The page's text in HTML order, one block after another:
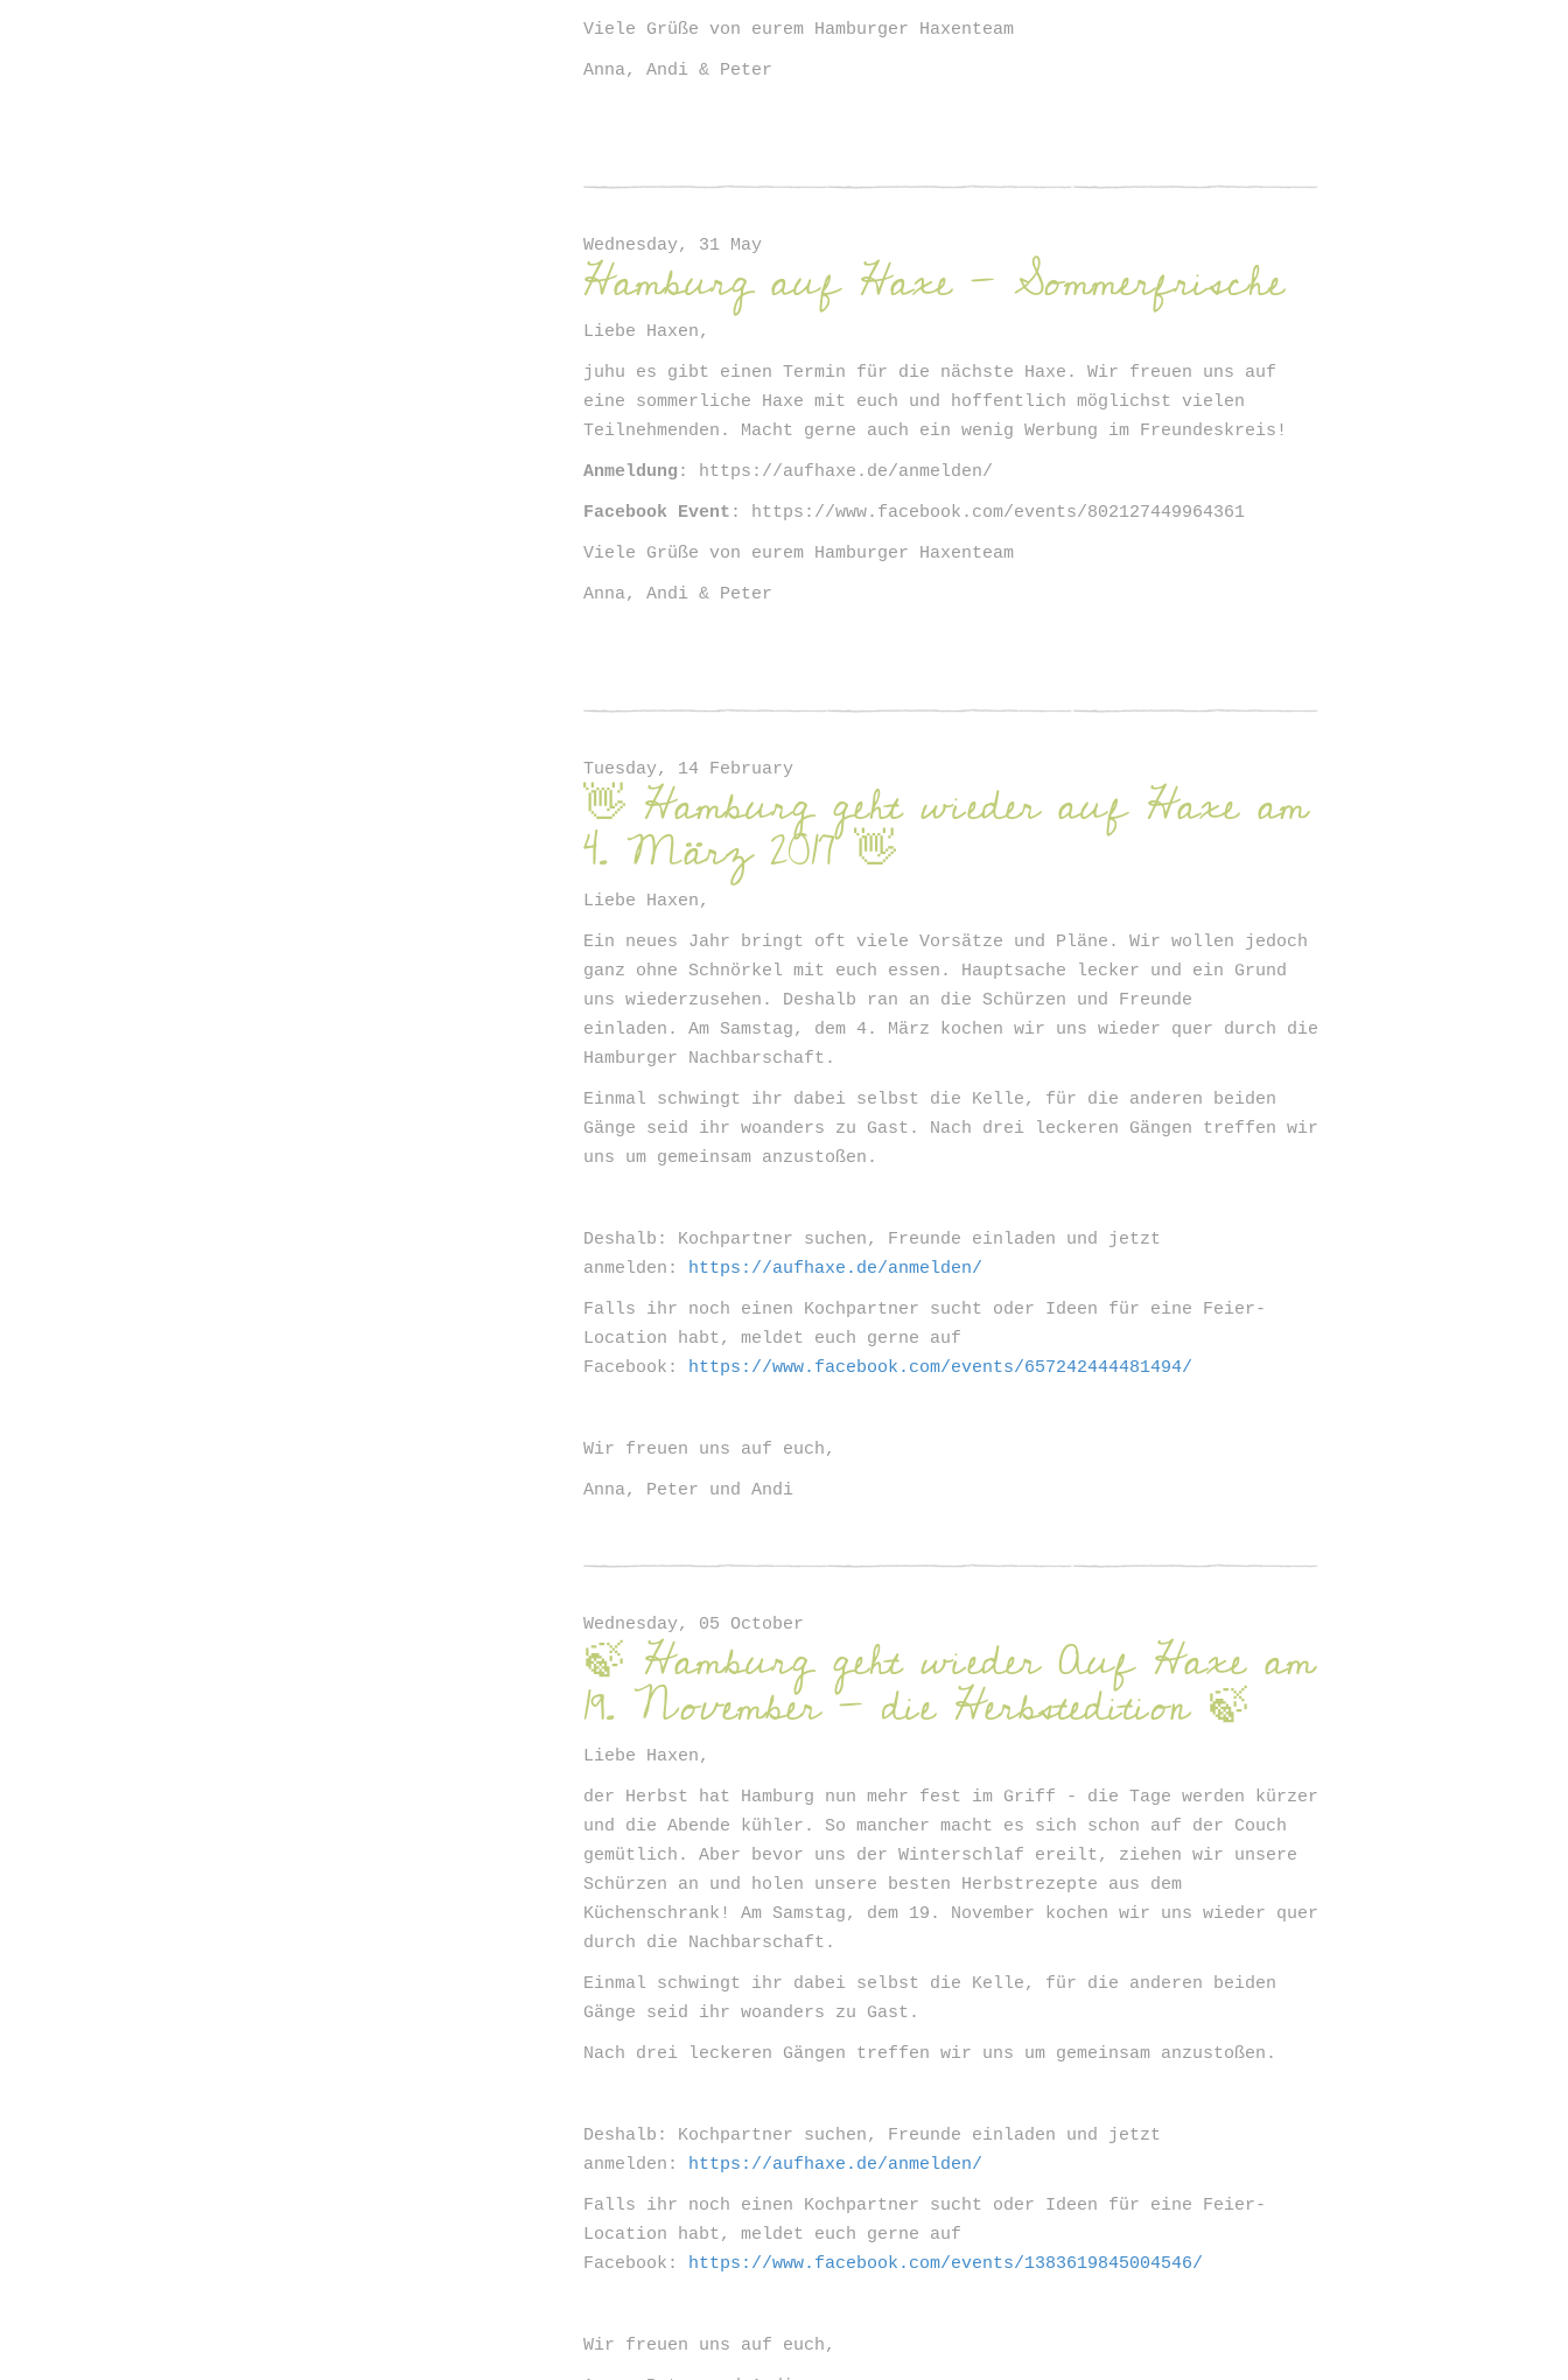
Viele Grüße von eurem Hamburger Haxenteam
Anna, Andi & Peter
Wednesday, 31 May
Hamburg auf Haxe - Sommerfrische
Liebe Haxen,
juhu es gibt einen Termin für die nächste Haxe. Wir freuen uns auf
eine sommerliche Haxe mit euch und hoffentlich möglichst vielen
Teilnehmenden. Macht gerne auch ein wenig Werbung im Freundeskreis!
Anmeldung : https://aufhaxe.de/anmelden/
Facebook Event : https://www.facebook.com/events/802127449964361
Viele Grüße von eurem Hamburger Haxenteam
Anna, Andi & Peter
Tuesday, 14 February
👋 Hamburg geht wieder auf Haxe am
4. März 2017 👋
Liebe Haxen,
Ein neues Jahr bringt oft viele Vorsätze und Pläne. Wir wollen jedoch
ganz ohne Schnörkel mit euch essen. Hauptsache lecker und ein Grund
uns wiederzusehen. Deshalb ran an die Schürzen und Freunde
einladen. Am Samstag, dem 4. März kochen wir uns wieder quer durch die
Hamburger Nachbarschaft.
Einmal schwingt ihr dabei selbst die Kelle, für die anderen beiden
Gänge seid ihr woanders zu Gast. Nach drei leckeren Gängen treffen wir
uns um gemeinsam anzustoßen.
Deshalb: Kochpartner suchen, Freunde einladen und jetzt
anmelden: https://aufhaxe.de/anmelden/
Falls ihr noch einen Kochpartner sucht oder Ideen für eine Feier-
Location habt, meldet euch gerne auf
Facebook: https://www.facebook.com/events/657242444481494/
Wir freuen uns auf euch,
Anna, Peter und Andi
Wednesday, 05 October
🍃 Hamburg geht wieder Auf Haxe am
19. November - die Herbstedition 🍃
Liebe Haxen,
der Herbst hat Hamburg nun mehr fest im Griff - die Tage werden kürzer
und die Abende kühler. So mancher macht es sich schon auf der Couch
gemütlich. Aber bevor uns der Winterschlaf ereilt, ziehen wir unsere
Schürzen an und holen unsere besten Herbstrezepte aus dem
Küchenschrank! Am Samstag, dem 19. November kochen wir uns wieder quer
durch die Nachbarschaft.
Einmal schwingt ihr dabei selbst die Kelle, für die anderen beiden
Gänge seid ihr woanders zu Gast.
Nach drei leckeren Gängen treffen wir uns um gemeinsam anzustoßen.
Deshalb: Kochpartner suchen, Freunde einladen und jetzt
anmelden: https://aufhaxe.de/anmelden/
Falls ihr noch einen Kochpartner sucht oder Ideen für eine Feier-
Location habt, meldet euch gerne auf
Facebook: https://www.facebook.com/events/1383619845004546/
Wir freuen uns auf euch,